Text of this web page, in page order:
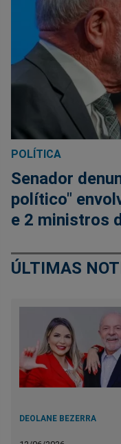
POLÍTICA
Senador
político"
e 2 ministros
ÚLTIMAS
DEOLANE BEZERRA